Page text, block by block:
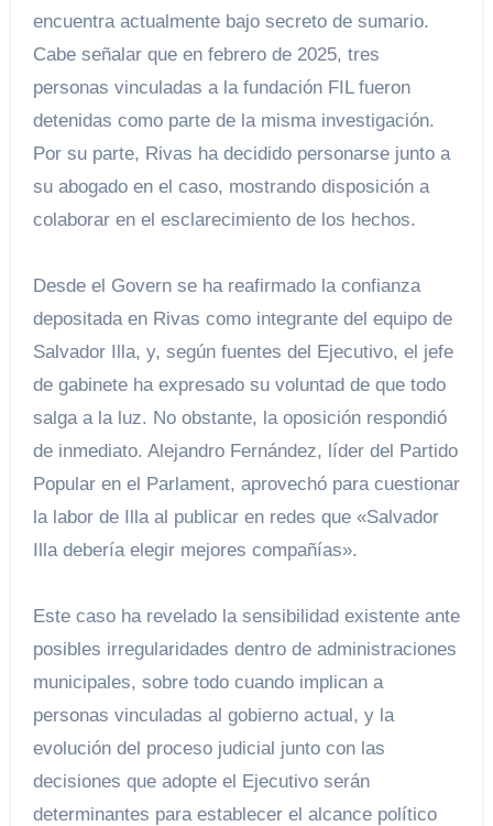
encuentra actualmente bajo secreto de sumario.
Cabe señalar que en febrero de 2025, tres
personas vinculadas a la fundación FIL fueron
detenidas como parte de la misma investigación.
Por su parte, Rivas ha decidido personarse junto a
su abogado en el caso, mostrando disposición a
colaborar en el esclarecimiento de los hechos.
Desde el Govern se ha reafirmado la confianza
depositada en Rivas como integrante del equipo de
Salvador Illa, y, según fuentes del Ejecutivo, el jefe
de gabinete ha expresado su voluntad de que todo
salga a la luz. No obstante, la oposición respondió
de inmediato. Alejandro Fernández, líder del Partido
Popular en el Parlament, aprovechó para cuestionar
la labor de Illa al publicar en redes que «Salvador
Illa debería elegir mejores compañías».
Este caso ha revelado la sensibilidad existente ante
posibles irregularidades dentro de administraciones
municipales, sobre todo cuando implican a
personas vinculadas al gobierno actual, y la
evolución del proceso judicial junto con las
decisiones que adopte el Ejecutivo serán
determinantes para establecer el alcance político